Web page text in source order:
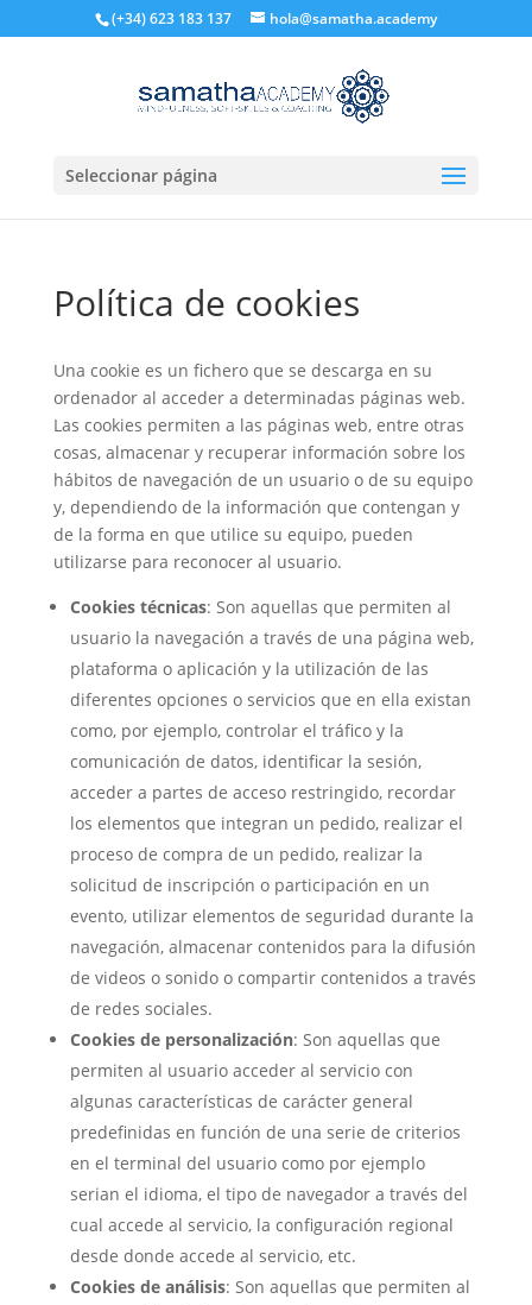
(+34) 623 183 137 hola@samatha.academy
Seleccionar página
Política de cookies
Una cookie es un fichero que se descarga en su
ordenador al acceder a determinadas páginas web.
Las cookies permiten a las páginas web, entre otras
cosas, almacenar y recuperar información sobre los
hábitos de navegación de un usuario o de su equipo
y, dependiendo de la información que contengan y
de la forma en que utilice su equipo, pueden
utilizarse para reconocer al usuario.
Cookies técnicas: Son aquellas que permiten al
usuario la navegación a través de una página web,
plataforma o aplicación y la utilización de las
diferentes opciones o servicios que en ella existan
como, por ejemplo, controlar el tráfico y la
comunicación de datos, identificar la sesión,
acceder a partes de acceso restringido, recordar
los elementos que integran un pedido, realizar el
proceso de compra de un pedido, realizar la
solicitud de inscripción o participación en un
evento, utilizar elementos de seguridad durante la
navegación, almacenar contenidos para la difusión
de videos o sonido o compartir contenidos a través
de redes sociales.
Cookies de personalización: Son aquellas que
permiten al usuario acceder al servicio con
algunas características de carácter general
predefinidas en función de una serie de criterios
en el terminal del usuario como por ejemplo
serian el idioma, el tipo de navegador a través del
cual accede al servicio, la configuración regional
desde donde accede al servicio, etc.
Cookies de análisis: Son aquellas que permiten al